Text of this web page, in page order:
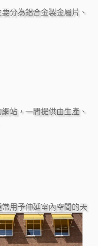
分為鋁合金製金屬片、
站，一間提供由生產、
用予伸延室內空間的天